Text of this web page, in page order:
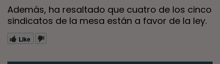
Además, ha resaltado que cuatro de los cinco
sindicatos de la mesa están a favor de la ley.
Like